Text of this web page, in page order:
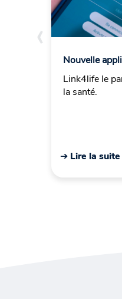
Nouvelle
Link4life le
la santé.
➔ Lire la suite
‹